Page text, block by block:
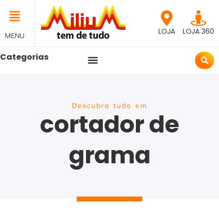
MENU LOJA LOJA 360
Categorias
Descubra tudo em
cortador de
grama